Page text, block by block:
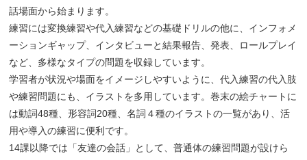
話場面から始まります。
練習には変換練習や代入練習などの基礎ドリルの他に、インフォメ
ーションギャップ、インタビューと結果報告、発表、ロールプレイ
など、多様なタイプの問題を収録しています。
学習者が状況や場面をイメージしやすいように、代入練習の代入肢
や練習問題にも、イラストを多用しています。巻末の絵チャートに
は動詞48種、形容詞20種、名詞４種のイラストの一覧があり、活
用や導入の練習に便利です。
14課以降では「友達の会話」として、普通体の練習問題が設けら